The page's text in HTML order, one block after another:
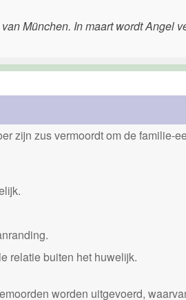
München. In maart wordt Angel
zijn zus vermoordt om de familie-
relatie buiten het huwelijk.
worden uitgevoerd,